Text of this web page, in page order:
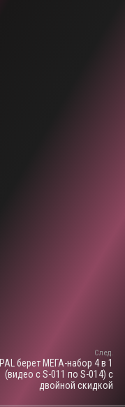
След.
PAL берет МЕГА-набор 4 в 1
(видео с S-011 по S-014) с
двойной скидкой